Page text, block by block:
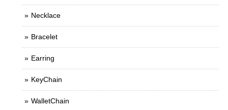
Necklace
Bracelet
Earring
KeyChain
WalletChain